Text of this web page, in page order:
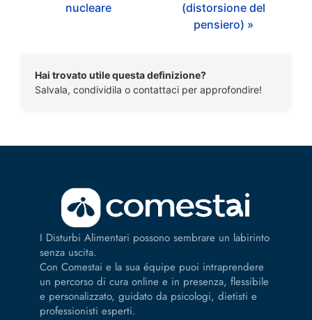
nucleare
(distorsione del
pensiero) »
Hai trovato utile questa definizione?
Salvala, condividila o contattaci per approfondire!
I Disturbi Alimentari possono sembrare un labirinto
senza uscita.
Con Comestai e la sua équipe puoi intraprendere
un percorso di cura online e in presenza, flessibile
e personalizzato, guidato da psicologi, dietisti e
professionisti esperti.